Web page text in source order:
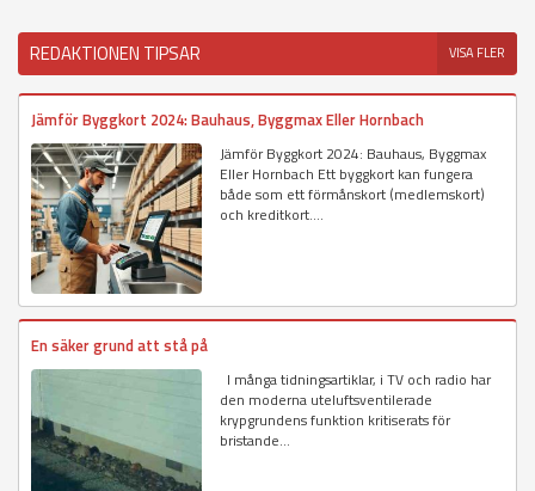
REDAKTIONEN TIPSAR VISA FLER
Jämför Byggkort 2024: Bauhaus, Byggmax Eller Hornbach
Jämför Byggkort 2024: Bauhaus, Byggmax
Eller Hornbach Ett byggkort kan fungera
både som ett förmånskort (medlemskort)
och kreditkort....
En säker grund att stå på
I många tidningsartiklar, i TV och radio har
den moderna uteluftsventilerade
krypgrundens funktion kritiserats för
bristande...